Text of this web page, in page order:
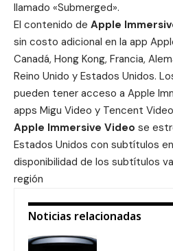
llamado «Submerged».
El contenido de Apple
sin costo adicional en la app
Canadá, Hong Kong, Francia,
Reino Unido y Estados Unidos.
pueden tener acceso a Apple
apps Migu Video y Tencent
Apple Immersive Video se
Estados Unidos con subtítulos
disponibilidad de los subtítulos
región
Noticias relacionadas